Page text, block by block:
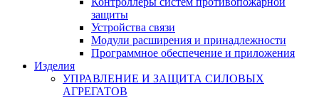
защиты
Устройства связи
Модули расширения и принадлежности
Программное обеспечение и приложения
Изделия
УПРАВЛЕНИЕ И ЗАЩИТА СИЛОВЫХ
АГРЕГАТОВ